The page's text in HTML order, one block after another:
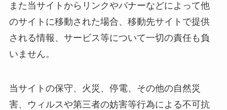
また当サイトからリンクやバナーなどによって他
のサイトに移動された場合、移動先サイトで提供
される情報、サービス等について一切の責任も負
いません。
当サイトの保守、火災、停電、その他の自然災
害、ウィルスや第三者の妨害等行為による不可抗